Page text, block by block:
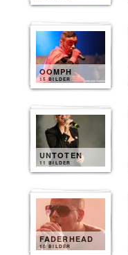
OOMPH
15 BILDER
UNTOTEN
11 BILDER
FADERHEAD
10 BILDER